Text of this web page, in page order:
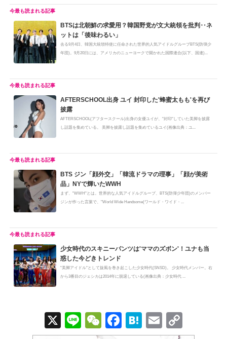
BTSは北朝鮮の求愛用？韓国野党が文大統領を批判‥ネ
ットは「後味わるい」
去る9月4日、韓国大統領特使に任命された世界的人気アイドルグループBTS(防弾少
年団)。9月20日には、アメリカのニューヨークで開かれた国際連合(以下、国連)...
AFTERSCHOOL出身 ユイ 封印した'蜂蜜太もも'を再び
披露
AFTERSCHOOL(アフタースクール)出身の女優ユイが、"封印"していた美脚を披露
し話題を集めている。 美脚を披露し話題を集めているユイ(画像出典：ユ...
BTS ジン「顔外交」「韓流ドラマの理事」「顔が美術
品」NYで輝いたWWH
まず、"WWH"とは。世界的な人気アイドルグループ、BTS(防弾少年団)のメンバー
ジンが作った言葉で、"World Wide Handsome(ワールド・ワイド・...
少女時代のスキニーパンツは'ママのズボン'！ユナも当
惑した今どきトレンド
"美脚アイドル"として旋風を巻き起こした少女時代(SNSD)。 少女時代メンバー。右
から3番目のジェシカは2014年に脱退している(画像出典：少女時代 ...
X
Li
W
F
H
E